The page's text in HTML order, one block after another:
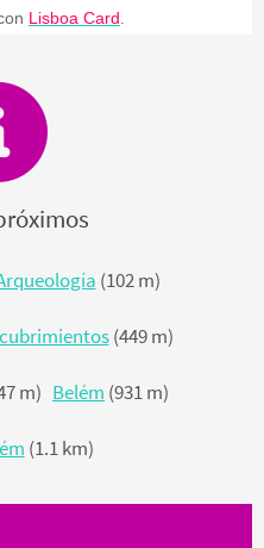
Lisboa Card
(102 m)
(449 m)
m) Belém (931 m)
(1.1 km)